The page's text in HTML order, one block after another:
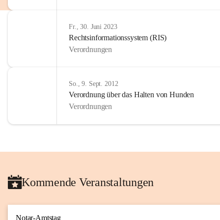
Fr., 30. Juni 2023
Rechtsinformationssystem (RIS)
Verordnungen
So., 9. Sept. 2012
Verordnung über das Halten von Hunden
Verordnungen
Kommende Veranstaltungen
Notar-Amtstag